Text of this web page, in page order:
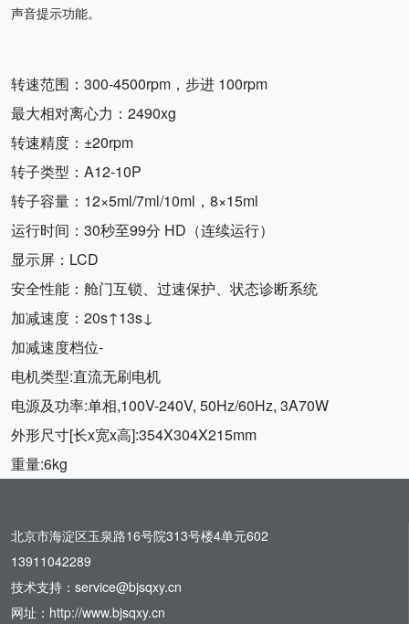
声音提示功能。
转速范围：300-4500rpm，步进 100rpm
最大相对离心力：2490xg
转速精度：±20rpm
转子类型：A12-10P
转子容量：12×5ml/7ml/10ml，8×15ml
运行时间：30秒至99分 HD（连续运行）
显示屏：LCD
安全性能：舱门互锁、过速保护、状态诊断系统
加减速度：20s↑13s↓
加减速度档位-
电机类型:直流无刷电机
电源及功率:单相,100V-240V, 50Hz/60Hz, 3A70W
外形尺寸[长x宽x高]:354X304X215mm
重量:6kg
北京市海淀区玉泉路16号院313号楼4单元602
13911042289
技术支持：service@bjsqxy.cn
网址：http://www.bjsqxy.cn